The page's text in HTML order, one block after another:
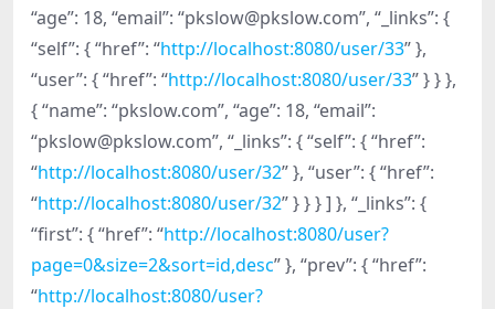
“age”: 18, “email”: “pkslow@pkslow.com”, “_links”: {
“self”: { “href”: “http://localhost:8080/user/33” },
“user”: { “href”: “http://localhost:8080/user/33” } } },
{ “name”: “pkslow.com”, “age”: 18, “email”:
“pkslow@pkslow.com”, “_links”: { “self”: { “href”:
“http://localhost:8080/user/32” }, “user”: { “href”:
“http://localhost:8080/user/32” } } } ] }, “_links”: {
“first”: { “href”: “http://localhost:8080/user?
page=0&size=2&sort=id,desc” }, “prev”: { “href”:
“http://localhost:8080/user?